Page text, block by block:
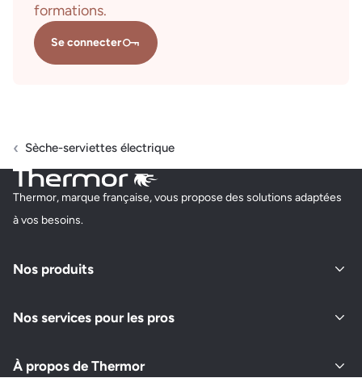
formations.
Se connecter
Sèche-serviettes électrique
Thermor, marque française, vous propose des solutions adaptées
à vos besoins.
Nos produits
Nos services pour les pros
À propos de Thermor